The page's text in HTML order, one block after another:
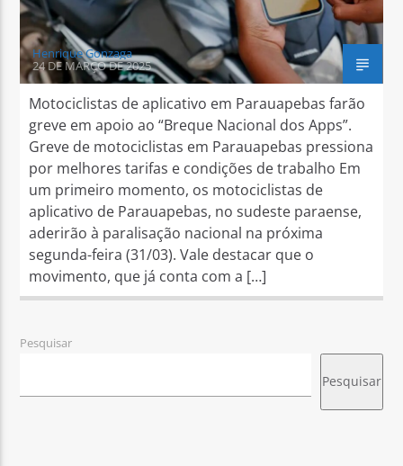
Henrique Gonzaga
24 DE MARÇO DE 2025
Motociclistas de aplicativo em Parauapebas farão
greve em apoio ao “Breque Nacional dos Apps”.
Greve de motociclistas em Parauapebas pressiona
por melhores tarifas e condições de trabalho Em
um primeiro momento, os motociclistas de
aplicativo de Parauapebas, no sudeste paraense,
aderirão à paralisação nacional na próxima
segunda-feira (31/03). Vale destacar que o
movimento, que já conta com a […]
Pesquisar
Pesquisar